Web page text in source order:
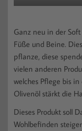
Ganz neu in der
Füße und Beine.
pflanze, diese
vielen anderen
welches Pflege bis
Olivenöl stärkt die
Dieses Produkt soll
Wohlbefinden